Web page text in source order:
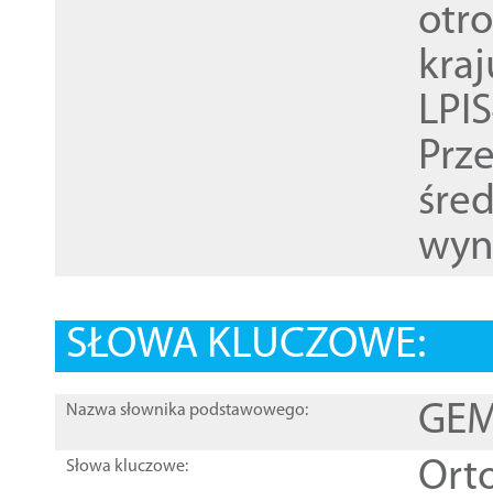
SŁOWA KLUCZOWE:
Nazwa słownika podstawowego:
Słowa kluczowe: